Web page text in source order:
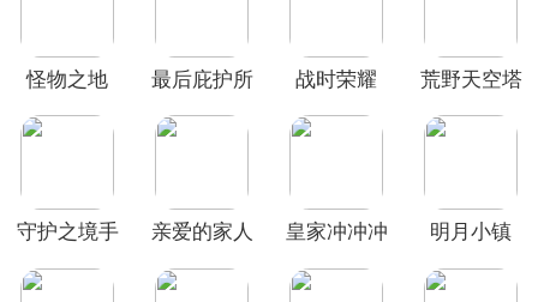
怪物之地
最后庇护所
战时荣耀
荒野天空塔
守护之境手
亲爱的家人
皇家冲冲冲
明月小镇